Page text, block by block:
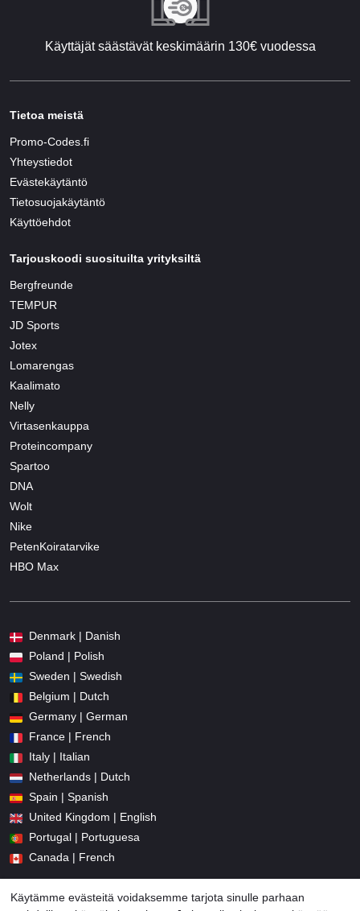
Käyttäjät säästävät keskimäärin 130€ vuodessa
Tietoa meistä
Promo-Codes.fi
Yhteystiedot
Evästekäytäntö
Tietosuojakäytäntö
Käyttöehdot
Tarjouskoodi suosituilta yrityksiltä
Bergfreunde
TEMPUR
JD Sports
Jotex
Lomarengas
Kaalimato
Nelly
Virtasenkauppa
Proteincompany
Spartoo
DNA
Wolt
Nike
PetenKoiratarvike
HBO Max
Denmark | Danish
Poland | Polish
Sweden | Swedish
Belgium | Dutch
Germany | German
France | French
Italy | Italian
Netherlands | Dutch
Spain | Spanish
United Kingdom | English
Portugal | Portuguesa
Canada | French
Käytämme evästeitä voidaksemme tarjota sinulle parhaan